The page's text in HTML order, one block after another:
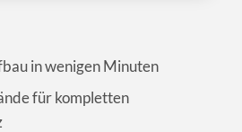
in wenigen Minuten
für kompletten